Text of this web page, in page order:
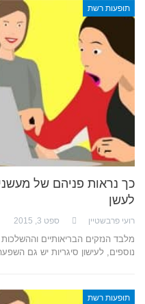
תופעות רשת
לעשן
רועי פרבשטיין ספט 3, 2015
מלבד הנזקים הבריאותיים
נוספים, לעישון סיגריות יש גם
תופעות רשת